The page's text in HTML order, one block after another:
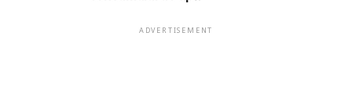
ADVERTISEMENT